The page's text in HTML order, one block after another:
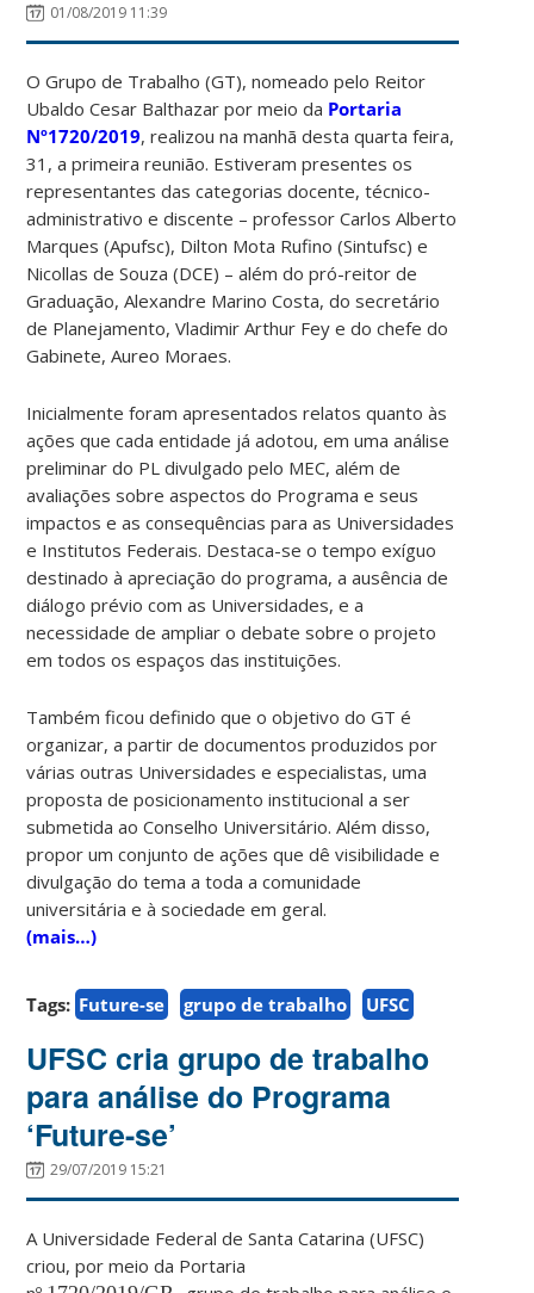
01/08/2019 11:39
O Grupo de Trabalho (GT), nomeado pelo Reitor
Ubaldo Cesar Balthazar por meio da Portaria
Nº1720/2019, realizou na manhã desta quarta feira,
31, a primeira reunião. Estiveram presentes os
representantes das categorias docente, técnico-
administrativo e discente – professor Carlos Alberto
Marques (Apufsc), Dilton Mota Rufino (Sintufsc) e
Nicollas de Souza (DCE) – além do pró-reitor de
Graduação, Alexandre Marino Costa, do secretário
de Planejamento, Vladimir Arthur Fey e do chefe do
Gabinete, Aureo Moraes.
Inicialmente foram apresentados relatos quanto às
ações que cada entidade já adotou, em uma análise
preliminar do PL divulgado pelo MEC, além de
avaliações sobre aspectos do Programa e seus
impactos e as consequências para as Universidades
e Institutos Federais. Destaca-se o tempo exíguo
destinado à apreciação do programa, a ausência de
diálogo prévio com as Universidades, e a
necessidade de ampliar o debate sobre o projeto
em todos os espaços das instituições.
Também ficou definido que o objetivo do GT é
organizar, a partir de documentos produzidos por
várias outras Universidades e especialistas, uma
proposta de posicionamento institucional a ser
submetida ao Conselho Universitário. Além disso,
propor um conjunto de ações que dê visibilidade e
divulgação do tema a toda a comunidade
universitária e à sociedade em geral.
(mais…)
Tags: Future-se grupo de trabalho UFSC
UFSC cria grupo de trabalho
para análise do Programa
‘Future-se’
29/07/2019 15:21
A Universidade Federal de Santa Catarina (UFSC)
criou, por meio da Portaria